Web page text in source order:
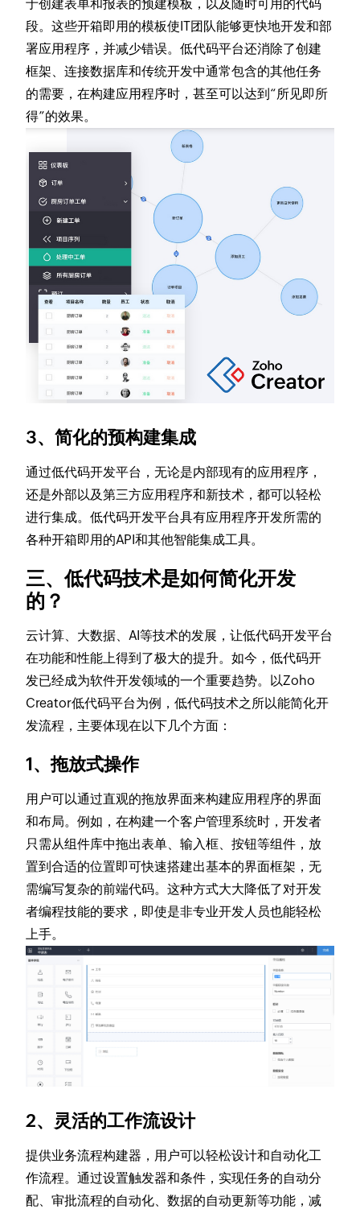
于创建表单和报表的预建模板，以及随时可用的代码
段。这些开箱即用的模板使IT团队能够更快地开发和部
署应用程序，并减少错误。低代码平台还消除了创建
框架、连接数据库和传统开发中通常包含的其他任务
的需要，在构建应用程序时，甚至可以达到“所见即所
得”的效果。
3、简化的预构建集成
通过低代码开发平台，无论是内部现有的应用程序，
还是外部以及第三方应用程序和新技术，都可以轻松
进行集成。低代码开发平台具有应用程序开发所需的
各种开箱即用的API和其他智能集成工具。
三、低代码技术是如何简化开发
的？
云计算、大数据、AI等技术的发展，让低代码开发平台
在功能和性能上得到了极大的提升。如今，低代码开
发已经成为软件开发领域的一个重要趋势。以Zoho
Creator低代码平台为例，低代码技术之所以能简化开
发流程，主要体现在以下几个方面：
1、拖放式操作
用户可以通过直观的拖放界面来构建应用程序的界面
和布局。例如，在构建一个客户管理系统时，开发者
只需从组件库中拖出表单、输入框、按钮等组件，放
置到合适的位置即可快速搭建出基本的界面框架，无
需编写复杂的前端代码。这种方式大大降低了对开发
者编程技能的要求，即使是非专业开发人员也能轻松
上手。
2、灵活的工作流设计
提供业务流程构建器，用户可以轻松设计和自动化工
作流程。通过设置触发器和条件，实现任务的自动分
配、审批流程的自动化、数据的自动更新等功能，减